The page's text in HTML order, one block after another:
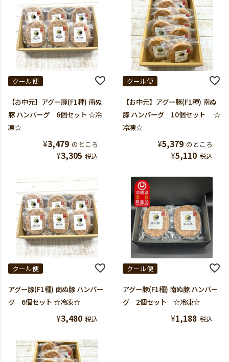
クール便
【お中元】アグー豚(F1種) 南ぬ
豚 ハンバーグ 6個セット ☆冷
凍☆
¥3,479 のところ
¥3,305 税込
クール便
【お中元】アグー豚(F1種) 南ぬ
豚 ハンバーグ 10個セット ☆
冷凍☆
¥5,379 のところ
¥5,110 税込
クール便
アグー豚(F1種) 南ぬ豚 ハンバー
グ 6個セット ☆冷凍☆
¥3,480 税込
クール便
アグー豚(F1種) 南ぬ豚 ハンバー
グ 2個セット ☆冷凍☆
¥1,188 税込